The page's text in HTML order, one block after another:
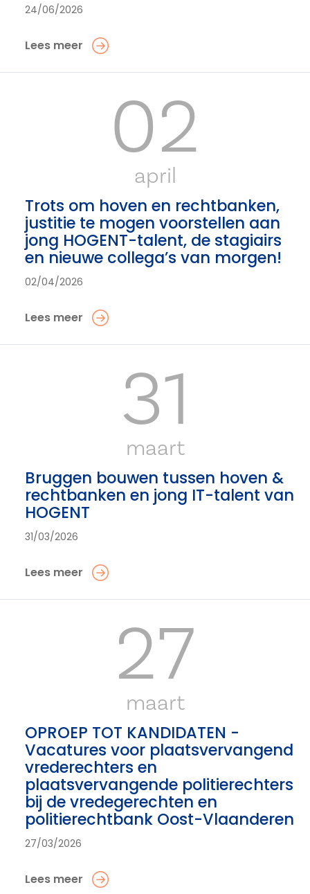
24/06/2026
Lees meer
02
april
Trots om hoven en rechtbanken,
justitie te mogen voorstellen aan
jong HOGENT-talent, de stagiairs
en nieuwe collega’s van morgen!
02/04/2026
Lees meer
31
maart
Bruggen bouwen tussen hoven &
rechtbanken en jong IT-talent van
HOGENT
31/03/2026
Lees meer
27
maart
OPROEP TOT KANDIDATEN -
Vacatures voor plaatsvervangend
vrederechters en
plaatsvervangende politierechters
bij de vredegerechten en
politierechtbank Oost-Vlaanderen
27/03/2026
Lees meer